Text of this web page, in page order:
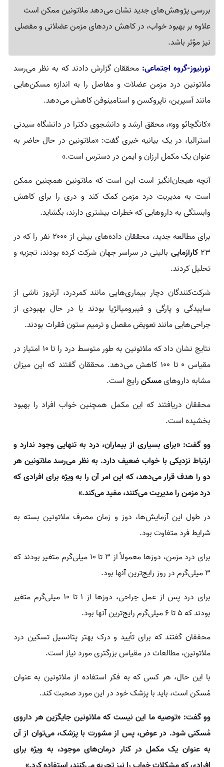
بررسی پژوهش‌های جدید نشان می‌دهد ملاتونین ممکن است
علاوه بر بهبود خواب، در کاهش دردهای مزمن عضلانی و مفصلی
نیز مؤثر باشد.
نورنیوز-گروه اجتماعی: محققان گزارش دادند که به نظر می‌رسد
ملاتونین درد مزمن عضلات و مفاصل را به اندازه مسکن‌هایی
مانند آسپرین، ناپروکسن و استامینوفن کاهش می‌دهد.
«کانگچائو وو»، محقق ارشد و دانشجوی دکترا در دانشگاه سیدنی
استرالیا، در یک بیانیه خبری گفت: «ملاتونین در حال حاضر به
عنوان یک مکمل ارزان و ایمن در دسترس است.»
آنچه هیجان‌انگیز است این است که ملاتونین همچنین ممکن
است به مدیریت درد مزمن کمک کند و دری را برای کاهش
وابستگی به داروهایی که خطرات بیشتری دارند، بگشاید.
برای مطالعه جدید، محققان داده‌های بیش از ۲۰۰۰ نفر را که در
۲۳ کارآزمایی بالینی در سراسر جهان شرکت کرده بودند، تجزیه و
تحلیل کردند.
شرکت‌کنندگان دچار بیماری‌هایی مانند کمردرد، آرتروز ناشی از
ساییدگی و پارگی و فیبرومیالژیا بودند یا در حال بهبودی از
جراحی‌هایی مانند تعویض مفصل و ترمیم ستون فقرات بودند.
نتایج نشان داد که ملاتونین به طور متوسط درد را تا ۱۰ امتیاز در
مقیاس ۰ تا ۱۰۰ کاهش می‌دهد. محققان گفتند که این میزان
مشابه داروهایمسکنرایج است.
محققان دریافتند که این مکمل همچنین خواب افراد را بهبود
بخشیده است.
وو گفت: «برای بسیاری از بیماران، درد به تنهایی وجود ندارد و
ارتباط نزدیکی با خواب ضعیف دارد. به نظر می‌رسد ملاتونین هر
دو را هدف قرار می‌دهد، که این امر آن را به ویژه برای افرادی که
درد مزمن را مدیریت می‌کنند، مفید می‌کند.»
در طول این آزمایش‌ها، دوز و زمان مصرف ملاتونین بسته به
شرایط فرد متفاوت بود.
برای درد مزمن، دوزها معمولاً از ۳ تا ۱۰ میلی‌گرم متغیر بودند که
۳ میلی‌گرم در روز رایج‌ترین آنها بود.
برای درد پس از عمل جراحی، دوزها از ۱ تا ۱۰ میلی‌گرم متغیر
بودند که ۵ تا ۶ میلی‌گرم رایج‌ترین آنها بود.
محققان گفتند که برای تأیید و درک بهتر پتانسیل تسکین درد
ملاتونین، مطالعات در مقیاس بزرگتری مورد نیاز است.
با این حال، هر کسی که به فکر استفاده از ملاتونین به عنوان
مُسکن است، باید با پزشک خود در این مورد صحبت کند.
وو گفت: «توصیه ما این نیست که ملاتونین جایگزین هر داروی
مُسکنی شود. در عوض، پس از مشورت با پزشک، می‌توان از آن
به عنوان یک مکمل در کنار درمان‌های موجود، به ویژه برای